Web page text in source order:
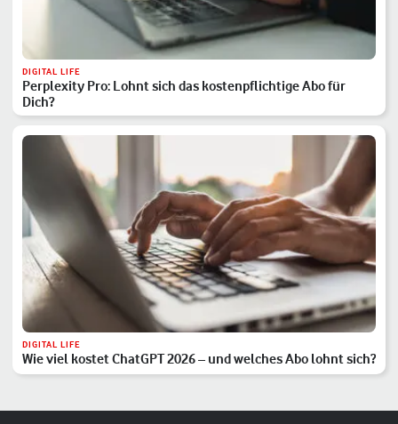
DIGITAL LIFE
Perplexity Pro: Lohnt sich das kostenpflichtige Abo für
Dich?
DIGITAL LIFE
Wie viel kostet ChatGPT 2026 – und welches Abo lohnt sich?